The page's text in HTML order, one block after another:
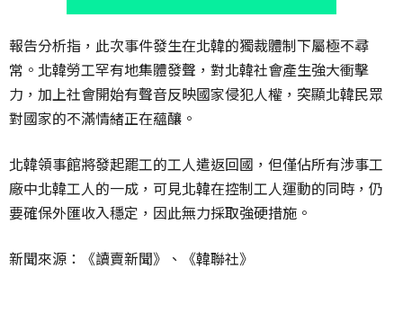
報告分析指，此次事件發生在北韓的獨裁體制下屬極不尋
常。北韓勞工罕有地集體發聲，對北韓社會產生強大衝擊
力，加上社會開始有聲音反映國家侵犯人權，突顯北韓民眾
對國家的不滿情緒正在蘊釀。
北韓領事館將發起罷工的工人遣返回國，但僅佔所有涉事工
廠中北韓工人的一成，可見北韓在控制工人運動的同時，仍
要確保外匯收入穩定，因此無力採取強硬措施。
新聞來源：《讀賣新聞》、《韓聯社》